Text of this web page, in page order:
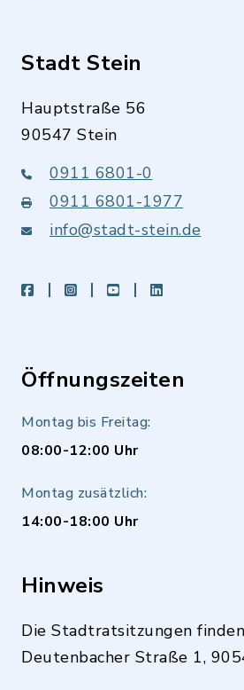
Stadt Stein
Hauptstraße 56
90547 Stein
0911 6801-0
0911 6801-1977
info@stadt-stein.de
facebookinstagramyoutubeLinkedIn
Öffnungszeiten
Montag bis Freitag:
08:00-12:00 Uhr
Montag zusätzlich:
14:00-18:00 Uhr
Hinweis
Die Stadtratsitzungen
Deutenbacher Straße 1,